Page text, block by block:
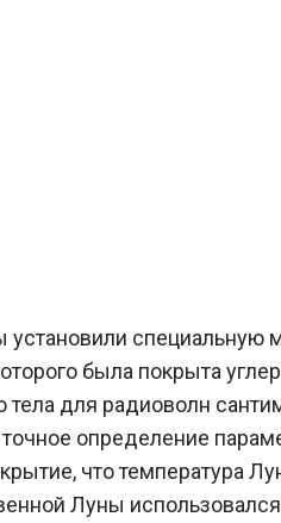
специальную
была покрыта
для радиоволн
определение
что температура
Луны